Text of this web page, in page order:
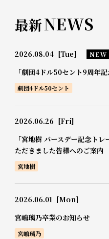
最新NEWS
2026.08.04 [Tue] NEW
「劇団4ドル50セント9周年
劇団4ドル50セント
2026.06.26 [Fri]
「宮地樹 バースデー記念ト
ただきました皆様へのご案内
宮地樹
2026.06.01 [Mon]
宮嶋璃乃卒業のお知らせ
宮嶋璃乃